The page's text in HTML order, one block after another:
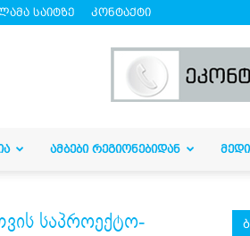
საიტზე კონტაქტი
ᲐᲛᲑᲔᲑᲘ ᲠᲔᲒᲘᲝᲜᲔᲑᲘᲓᲐᲜ
საპროექტო-